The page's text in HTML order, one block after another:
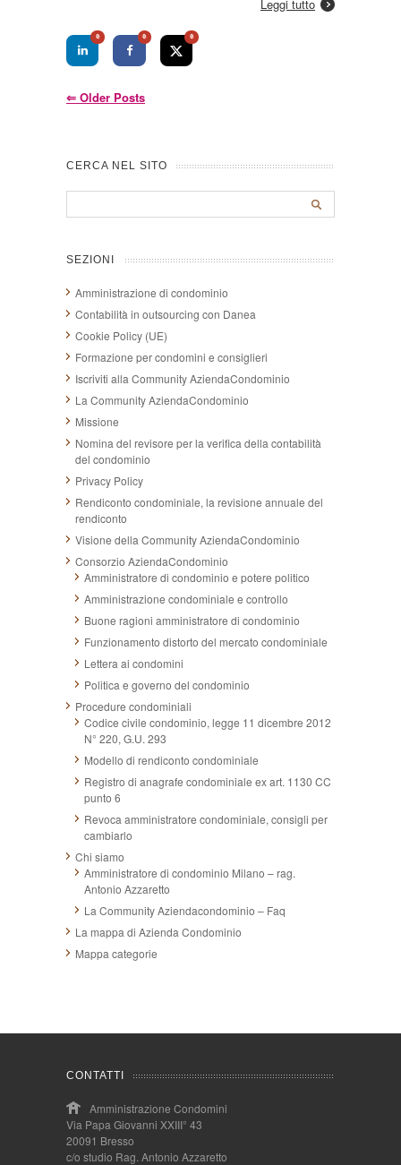
Leggi tutto
0 0 0
⇐ Older Posts
CERCA NEL SITO
SEZIONI
Amministrazione di condominio
Contabilità in outsourcing con Danea
Cookie Policy (UE)
Formazione per condomini e consiglieri
Iscriviti alla Community AziendaCondominio
La Community AziendaCondominio
Missione
Nomina del revisore per la verifica della contabilità
del condominio
Privacy Policy
Rendiconto condominiale, la revisione annuale del
rendiconto
Visione della Community AziendaCondominio
Consorzio AziendaCondominio
Amministratore di condominio e potere politico
Amministrazione condominiale e controllo
Buone ragioni amministratore di condominio
Funzionamento distorto del mercato condominiale
Lettera ai condomini
Politica e governo del condominio
Procedure condominiali
Codice civile condominio, legge 11 dicembre 2012
N° 220, G.U. 293
Modello di rendiconto condominiale
Registro di anagrafe condominiale ex art. 1130 CC
punto 6
Revoca amministratore condominiale, consigli per
cambiarlo
Chi siamo
Amministratore di condominio Milano – rag.
Antonio Azzaretto
La Community Aziendacondominio – Faq
La mappa di Azienda Condominio
Mappa categorie
CONTATTI
Amministrazione Condomini
Via Papa Giovanni XXIII° 43
20091 Bresso
c/o studio Rag. Antonio Azzaretto